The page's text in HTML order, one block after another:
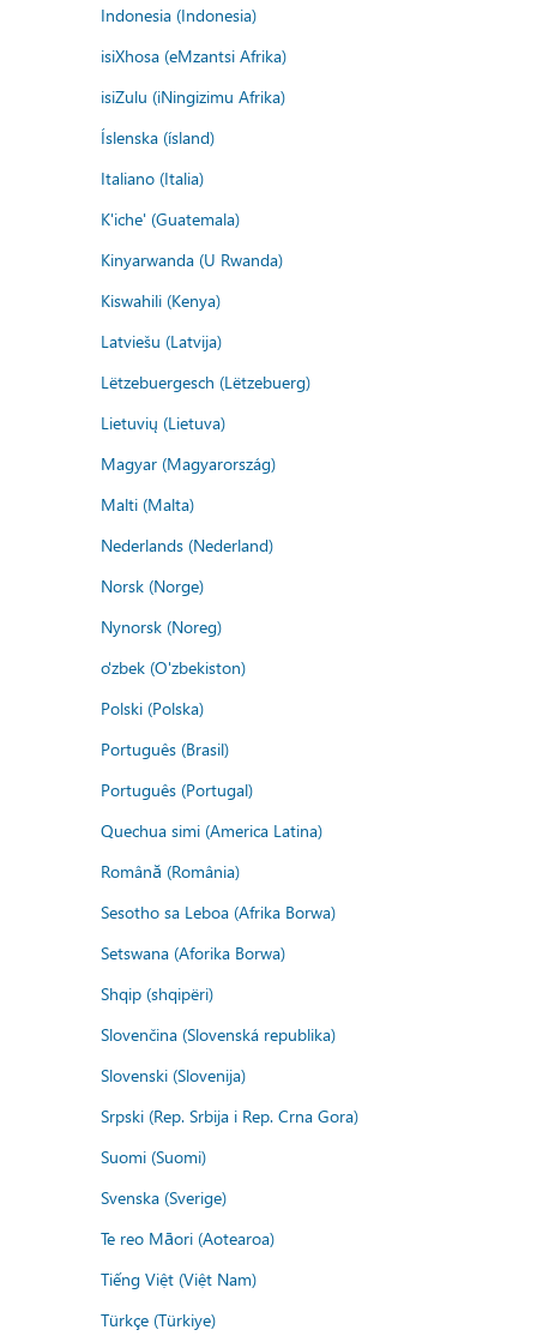
Indonesia (Indonesia)
isiXhosa (eMzantsi Afrika)
isiZulu (iNingizimu Afrika)
Íslenska (ísland)
Italiano (Italia)
K'iche' (Guatemala)
Kinyarwanda (U Rwanda)
Kiswahili (Kenya)
Latviešu (Latvija)
Lëtzebuergesch (Lëtzebuerg)
Lietuvių (Lietuva)
Magyar (Magyarország)
Malti (Malta)
Nederlands (Nederland)
Norsk (Norge)
Nynorsk (Noreg)
o'zbek (O'zbekiston)
Polski (Polska)
Português (Brasil)
Português (Portugal)
Quechua simi (America Latina)
Română (România)
Sesotho sa Leboa (Afrika Borwa)
Setswana (Aforika Borwa)
Shqip (shqipëri)
Slovenčina (Slovenská republika)
Slovenski (Slovenija)
Srpski (Rep. Srbija i Rep. Crna Gora)
Suomi (Suomi)
Svenska (Sverige)
Te reo Māori (Aotearoa)
Tiếng Việt (Việt Nam)
Türkçe (Türkiye)